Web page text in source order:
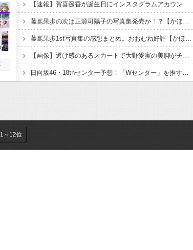
【速報】賀喜遥香が誕生日にインスタグラムアカウント開設！【かっきー】【乃木坂46】
藤嶌果歩の次は正源司陽子の写真集発売か！？【かほりん・しょげこ】【日向坂46】
藤嶌果歩1st写真集の感想まとめ。おおむね好評【かほりん】【日向坂46】
【画像】透け感のあるスカートで大野愛実の美脚がチラリ！【まなみん】【日向坂46】
日向坂46・18thセンター予想！「Wセンター」を推す声多し！！
1～12位